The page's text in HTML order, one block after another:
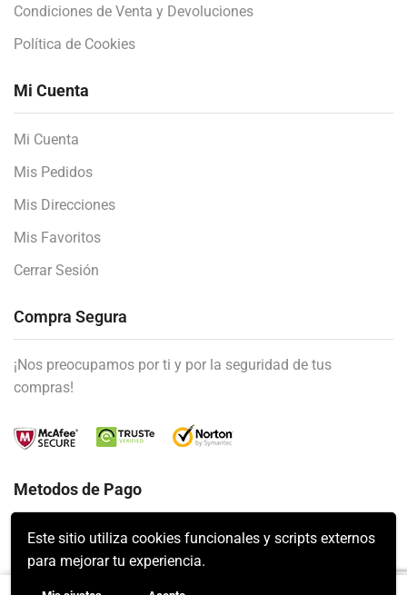
Este sitio utiliza cookies funcionales y scripts externos
para mejorar tu experiencia.
Condiciones de Venta y Devoluciones
Política de Cookies
Mi Cuenta
Mi Cuenta
Mis Pedidos
Mis Direcciones
Mis Favoritos
Cerrar Sesión
Compra Segura
¡Nos preocupamos por ti y por la seguridad de tus
compras!
Metodos de Pago